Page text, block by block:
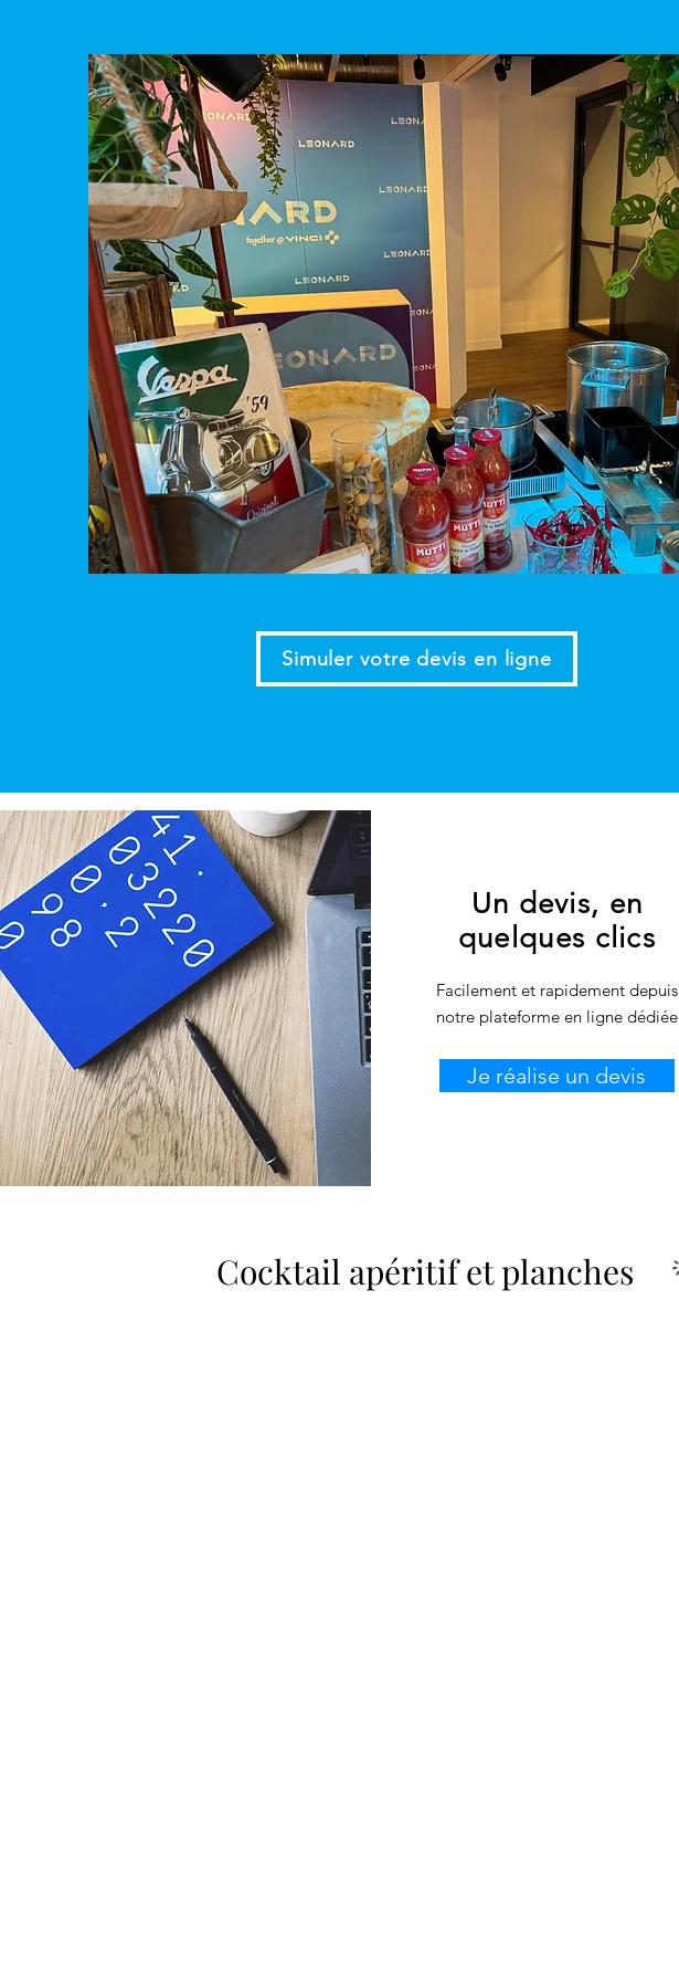
Simuler votre devis en ligne
Un devis, en
quelques clics
Facilement et rapidement depuis
notre plateforme en ligne dédiée
Je réalise un devis
Cocktail apéritif et planches